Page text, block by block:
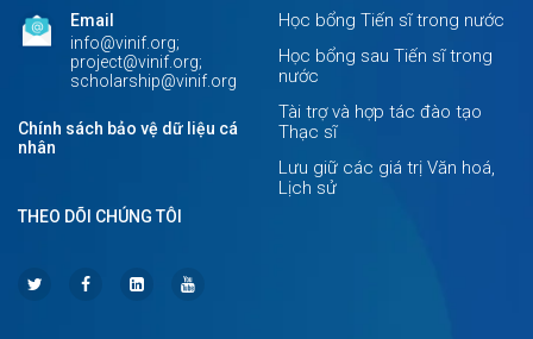
Email
info@vinif.org;
project@vinif.org;
scholarship@vinif.org
Chính sách bảo vệ dữ liệu cá
nhân
Học bổng Tiến sĩ trong nước
Học bổng sau Tiến sĩ trong
nước
Tài trợ và hợp tác đào tạo
Thạc sĩ
Lưu giữ các giá trị Văn hoá,
Lịch sử
THEO DÕI CHÚNG TÔI